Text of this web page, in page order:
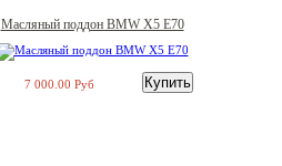
Масляный поддон BMW X5 E70
7 000.00 Руб